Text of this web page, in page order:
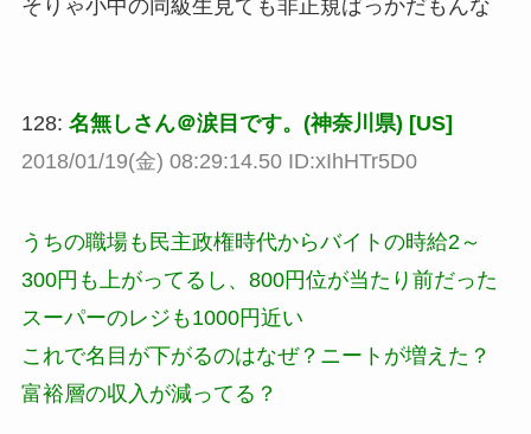
そりゃ小中の同級生見ても非正規ばっかだもんな
128: 名無しさん＠涙目です。(神奈川県) [US]
2018/01/19(金) 08:29:14.50 ID:xIhHTr5D0
うちの職場も民主政権時代からバイトの時給2～
300円も上がってるし、800円位が当たり前だった
スーパーのレジも1000円近い
これで名目が下がるのはなぜ？ニートが増えた？
富裕層の収入が減ってる？